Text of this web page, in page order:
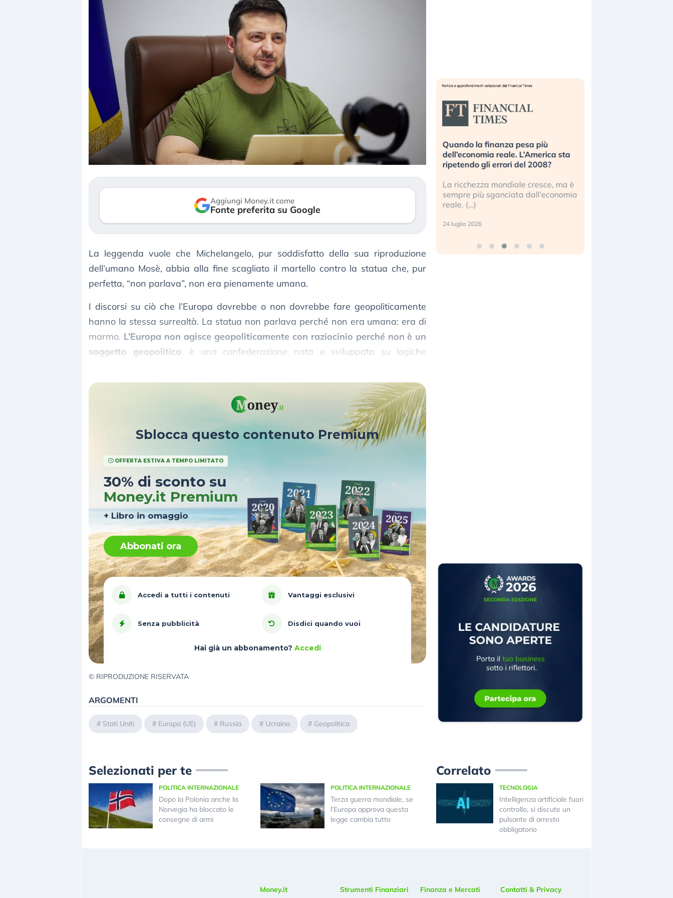
Aggiungi Money.it come
Fonte preferita su Google
La leggenda vuole che Michelangelo, pur soddisfatto della sua riproduzione
dell’umano Mosè, abbia alla fine scagliato il martello contro la statua che, pur
perfetta, “non parlava”, non era pienamente umana.
I discorsi su ciò che l’Europa dovrebbe o non dovrebbe fare geopoliticamente
hanno la stessa surrealtà. La statua non parlava perché non era umana: era di
marmo. L’Europa non agisce geopoliticamente con raziocinio perché non è un
soggetto geopolitico: è una confederazione nata e sviluppata su logiche
Sblocca questo contenuto Premium
OFFERTA ESTIVA A TEMPO LIMITATO
30% di sconto su
Money.it Premium
+ Libro in omaggio
Abbonati ora
Accedi a tutti i contenuti Vantaggi esclusivi
Senza pubblicità Disdici quando vuoi
Hai già un abbonamento? Accedi
© RIPRODUZIONE RISERVATA
ARGOMENTI
# Stati Uniti # Europa (UE) # Russia # Ucraina # Geopolitica
Dalle valutazioni estreme alla
correzione. Cosa sta guidando il
repricing degli asset?
3 agosto 2026
«La mia vita è rovinata». Investitori
in preda al panico dopo lo scoppio
della bolla AI
Kospi, mentre gli investitori retail (…)
30 luglio 2026
Quando la finanza pesa più
dell’economia reale. L’America sta
ripetendo gli errori del 2008?
La ricchezza mondiale cresce, ma è
sempre più sganciata dall’economia
reale. (…)
24 luglio 2026
Selezionati per te
POLITICA INTERNAZIONALE
Dopo la Polonia anche la
Norvegia ha bloccato le
consegne di armi
POLITICA INTERNAZIONALE
Terza guerra mondiale, se
l’Europa approva questa
legge cambia tutto
Correlato
TECNOLOGIA
Intelligenza artificiale fuori
controllo, si discute un
pulsante di arresto
obbligatorio
Money.it Strumenti Finanziari Finanza e Mercati Contatti & Privacy